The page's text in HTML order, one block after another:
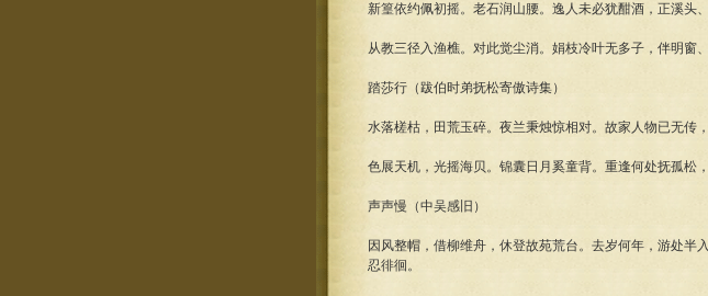
新篁依约佩初摇。老石润山腰。逸人未必犹酣酒，正溪头
从教三径入渔樵。对此觉尘消。娟枝冷叶无多子，伴明窗
踏莎行（跋伯时弟抚松寄傲诗集）
水落槎枯，田荒玉碎。夜兰秉烛惊相对。故家人物已无传
色展天机，光摇海贝。锦囊日月奚童背。重逢何处抚孤松
声声慢（中吴感旧）
因风整帽，借柳维舟，休登故苑荒台。去岁何年，游处半
忍徘徊。